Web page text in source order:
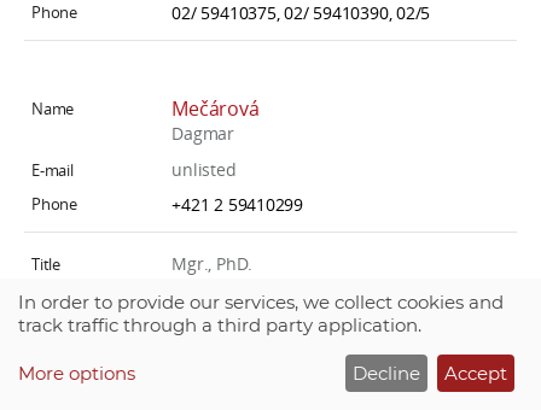
02/ 59410375, 02/ 59410390, 02/5
Mečárová
Dagmar
unlisted
+421 2 59410299
Mgr., PhD.
Mečárová
Jana
In order to provide our services, we collect cookies and
track traffic through a third party application.
More options Decline Accept